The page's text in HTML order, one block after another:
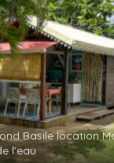
Basile location
l’eau